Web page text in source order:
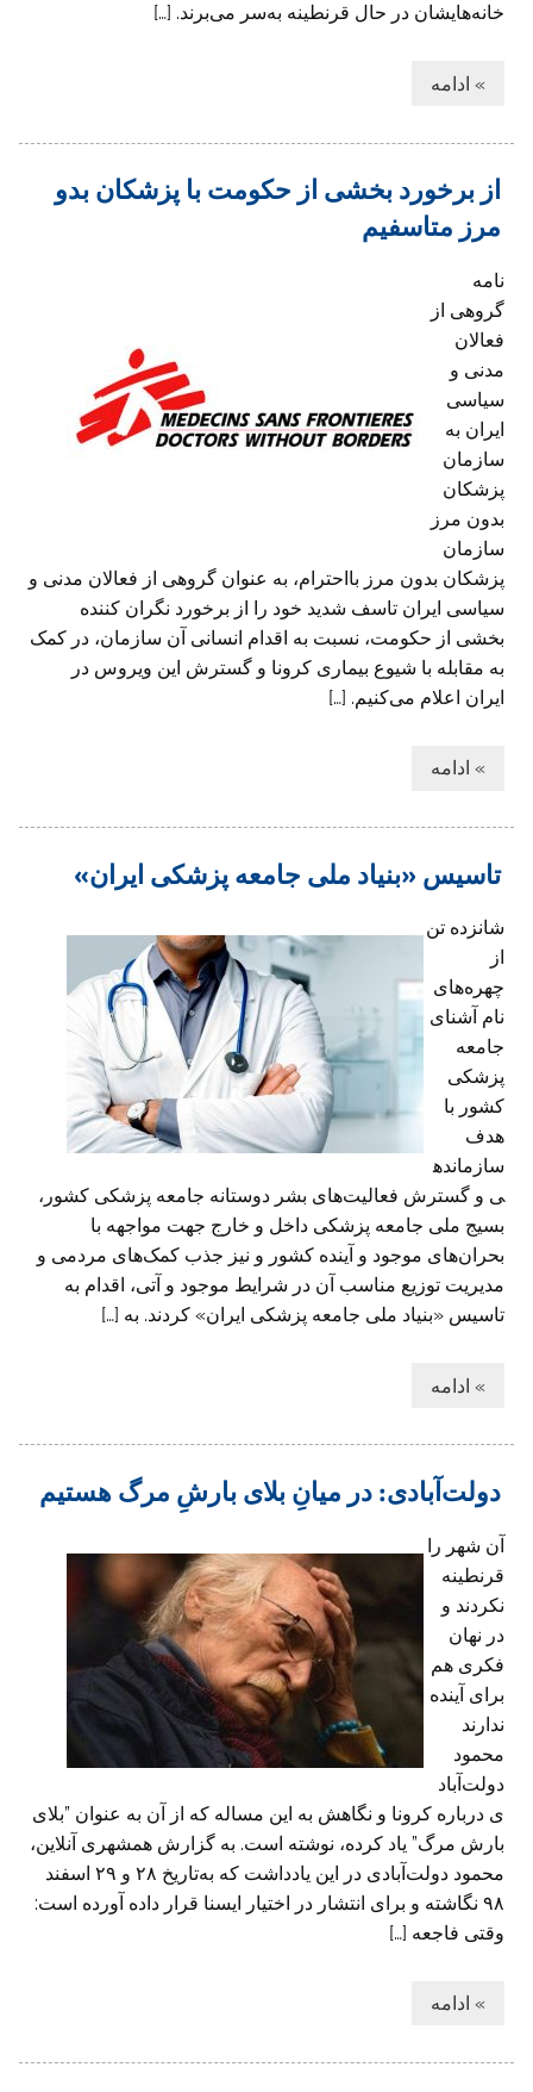
خانه‌هایشان در حال ‏قرنطینه به‌سر می‌برند. […]
» ادامه
از برخورد بخشی از حکومت با پزشکان بدو
مرز متاسفیم
نامه
گروهی از
فعالان
مدنی و
سیاسی
ایران به
سازمان
پزشکان
بدون مرز
سازمان
پزشکان بدون مرز بااحترام، به عنوان گروهی از فعالان مدنی و
سیاسی ایران تاسف شدید خود را از برخورد نگران کننده
بخشی از حکومت، نسبت به اقدام انسانی آن سازمان، در کمک
به مقابله با شیوع بیماری کرونا و گسترش این ویروس در
ایران اعلام می‌کنیم. […]
» ادامه
تاسیس «بنیاد ملی جامعه پزشکی ایران»
شانزده تن
از
چهره‌های
نام آشنای
جامعه
پزشکی
کشور با
هدف
سازمانده
ی و گسترش فعالیت‌های بشر دوستانه جامعه پزشکی کشور،
بسیج ملی جامعه پزشکی داخل و خارج جهت مواجهه با
بحران‌های موجود و آینده کشور و نیز جذب کمک‌های مردمی و
مدیریت توزیع مناسب آن در شرایط موجود و آتی، اقدام به
تاسیس «بنیاد ملی جامعه پزشکی ایران» کردند. به […]
» ادامه
دولت‌آبادی: در میانِ بلای بارشِ مرگ هستیم
آن شهر را
قرنطینه
نکردند و
در نهان
فکری هم
برای آینده
ندارند
محمود
دولت‌آباد
ی درباره کرونا و نگاهش به این مساله که از آن به عنوان ”بلای
بارش مرگ” یاد کرده، نوشته است. به گزارش همشهری آنلاین،
محمود دولت‌آبادی در این یادداشت که به‌تاریخ ۲۸ و ۲۹ اسفند
۹۸ نگاشته و برای انتشار در اختیار ایسنا قرار داده آورده است:
وقتی فاجعه […]
» ادامه